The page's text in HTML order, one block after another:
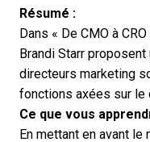
Résumé :
Dans « De CMO à
Brandi Starr
directeurs marketing
fonctions axées sur le
Ce que vous
En mettant en avant